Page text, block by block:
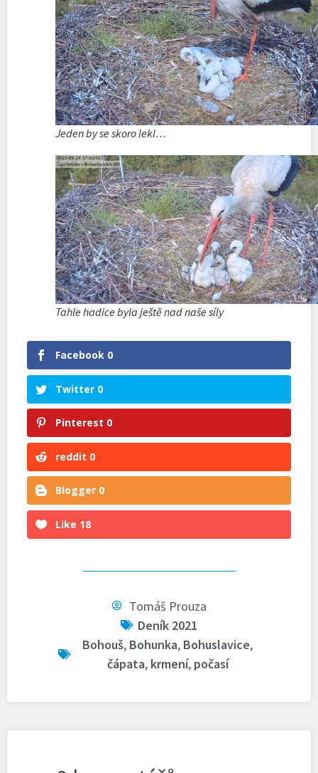
Jeden by se skoro lekl…
Tahle hadice byla ještě nad naše síly
Facebook 0
Twitter 0
Pinterest 0
reddit 0
Blogger 0
Like 18
Tomáš Prouza
Deník 2021
Bohouš, Bohunka, Bohuslavice,
čápata, krmení, počasí